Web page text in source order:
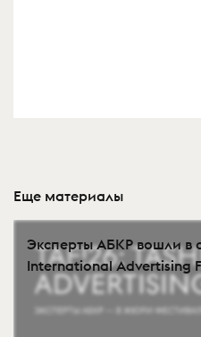
Еще материалы
Эксперты АБКР вошли в
International Advertising